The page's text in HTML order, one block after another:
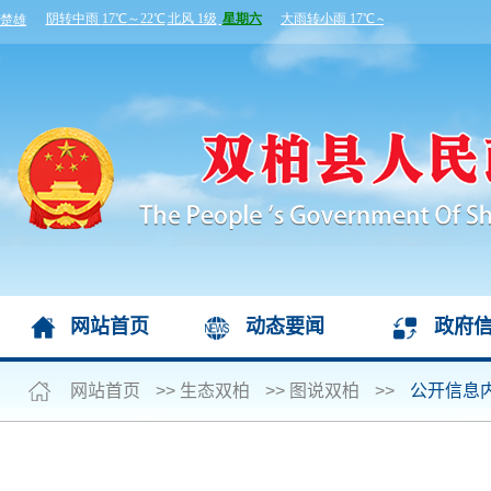
网站首页 动态要闻 政府
网站首页 >> 生态双柏 >> 图说双柏 >> 公开信息